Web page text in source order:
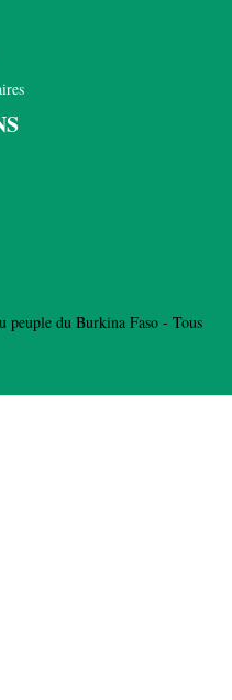
peuple du Burkina Faso - Tous